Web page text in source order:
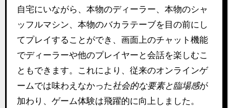
自宅にいながら、本物のディーラー、本物のシャ
ッフルマシン、本物のバカラテーブを目の前にし
てプレイすることができ、画面上のチャット機能
でディーラーや他のプレイヤーと会話を楽しむこ
ともできます。これにより、従来のオンラインゲ
ームでは味わえなかった社会的な要素と臨場感が
加わり、ゲーム体験は飛躍的に向上しました。